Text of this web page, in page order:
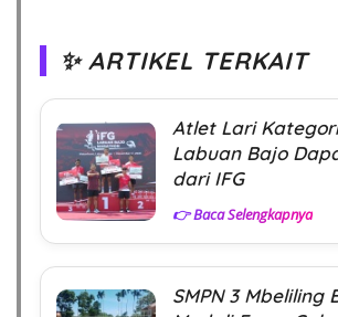
✨ ARTIKEL TERKAIT
Atlet Lari
Labuan Bajo
dari IFG
👉 Baca Selengkapnya
SMPN 3 Mbeliling